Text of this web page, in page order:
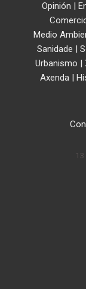
Opinión |
Medio
Sanidade |
Urbanismo |
Axenda|